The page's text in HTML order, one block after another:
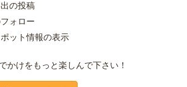
の投稿
ォロー
ット情報の表示
かけをもっと楽しんで下さい！